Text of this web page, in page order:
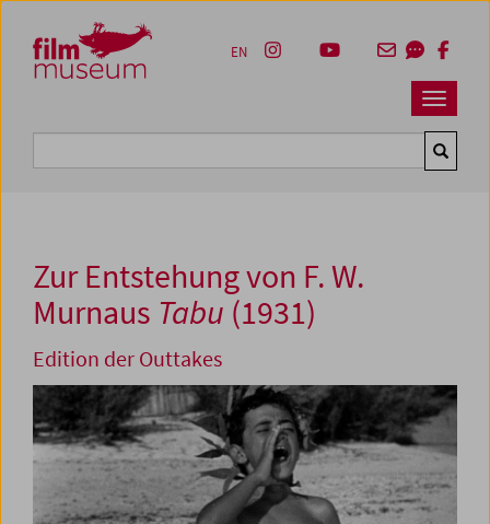
Zum Inhalt
Zum Hauptmenü
Zur Servicenavigation
Zum Suche
Navbar
EN
Zur Entstehung von F. W.
Murnaus Tabu (1931)
Edition der Outtakes